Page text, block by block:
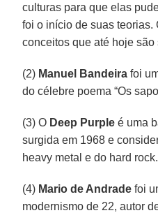
culturas para que elas
foi o início de suas teorias.
conceitos que até hoje são
(2) Manuel Bandeira foi
do célebre poema “Os
(3) O Deep Purple é uma
surgida em 1968 e
heavy metal e do hard rock.
(4) Mario de Andrade foi
modernismo de 22, autor